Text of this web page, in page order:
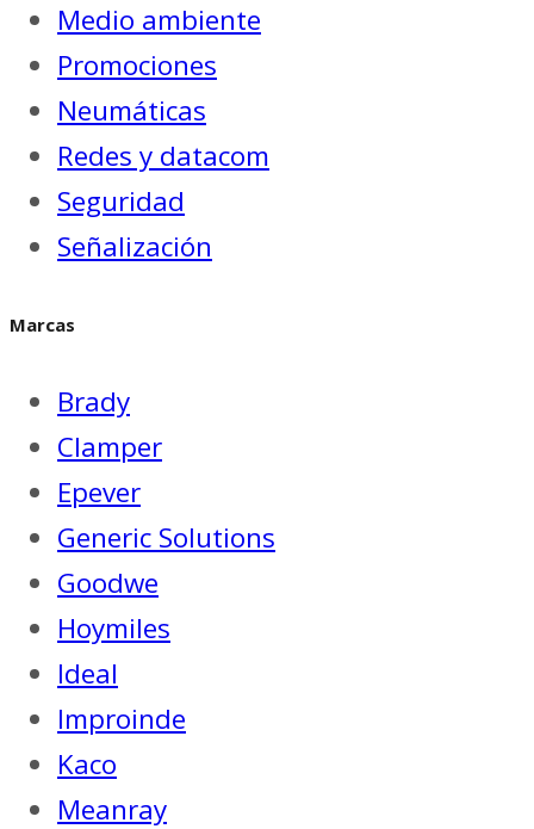
Medio ambiente
Promociones
Neumáticas
Redes y datacom
Seguridad
Señalización
Marcas
Brady
Clamper
Epever
Generic Solutions
Goodwe
Hoymiles
Ideal
Improinde
Kaco
Meanray